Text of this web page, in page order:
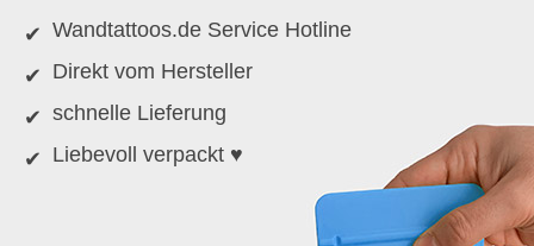
Wandtattoos.de Service Hotline
Direkt vom Hersteller
schnelle Lieferung
Liebevoll verpackt ♥